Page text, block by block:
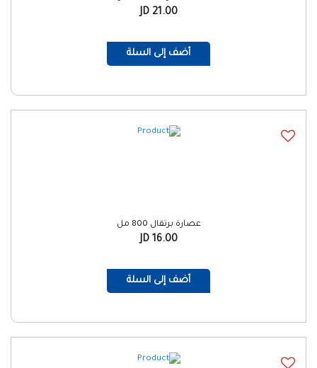
21.00 JD
أضف إلى السلة
عصارة برتقال 800 مل
16.00 JD
أضف إلى السلة